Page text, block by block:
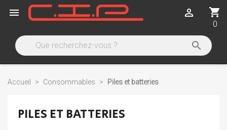
 shopping_cart
0


Accueil Consommables Piles et batteries
PILES ET BATTERIES